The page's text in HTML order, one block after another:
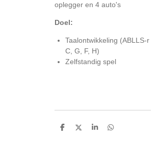
oplegger en 4 auto's
Doel:
Taalontwikkeling (ABLLS-r
C, G, F, H)
Zelfstandig spel
D
D
S
D